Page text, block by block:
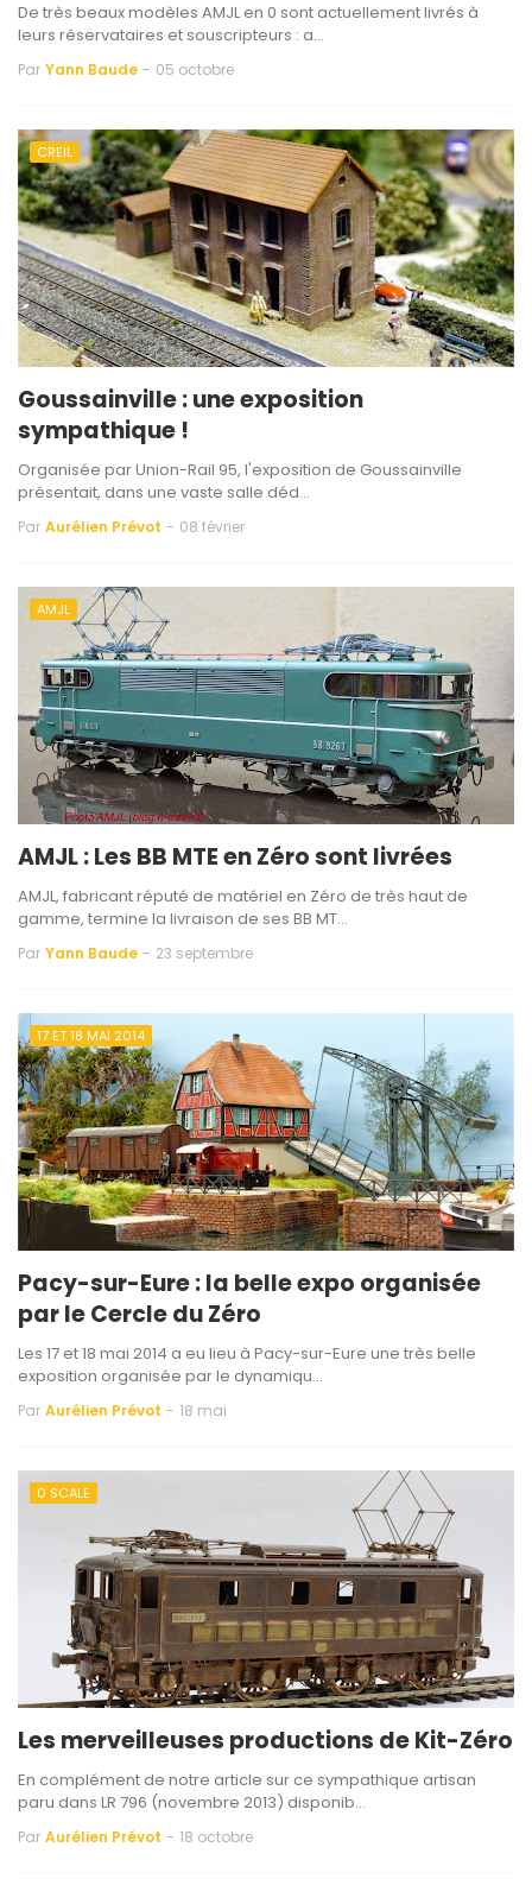
De très beaux modèles AMJL en 0 sont actuellement livrés à
leurs réservataires et souscripteurs : a…
Par Yann Baude - 05 octobre
CREIL
Goussainville : une exposition
sympathique !
Organisée par Union-Rail 95, l'exposition de Goussainville
présentait, dans une vaste salle déd…
Par Aurélien Prévot - 08 février
AMJL
AMJL : Les BB MTE en Zéro sont livrées
AMJL, fabricant réputé de matériel en Zéro de très haut de
gamme, termine la livraison de ses BB MT…
Par Yann Baude - 23 septembre
17 ET 18 MAI 2014
Pacy-sur-Eure : la belle expo organisée
par le Cercle du Zéro
Les 17 et 18 mai 2014 a eu lieu à Pacy-sur-Eure une très belle
exposition organisée par le dynamiqu…
Par Aurélien Prévot - 18 mai
0 SCALE
Les merveilleuses productions de Kit-Zéro
En complément de notre article sur ce sympathique artisan
paru dans LR 796 (novembre 2013) disponib…
Par Aurélien Prévot - 18 octobre